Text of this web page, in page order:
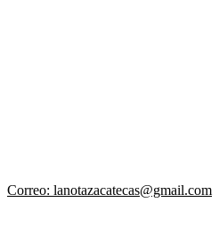
Correo: lanotazacatecas@gmail.com